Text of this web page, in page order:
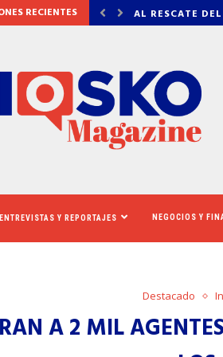
RECIENTES VADHIR
ENTREVISTAS Y REPORTAJES NEGOCIOS Y
Destacado
A 2 MIL